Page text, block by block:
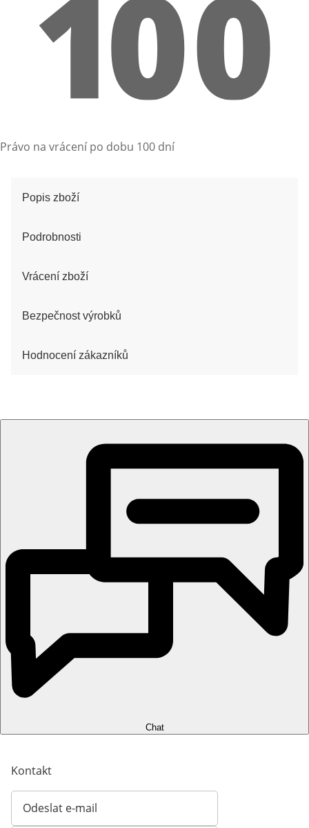
Právo na vrácení po dobu 100 dní
Popis zboží
Podrobnosti
Vrácení zboží
Bezpečnost výrobků
Hodnocení zákazníků
Chat
Kontakt
Odeslat e-mail
Otevírá e-mailového klienta